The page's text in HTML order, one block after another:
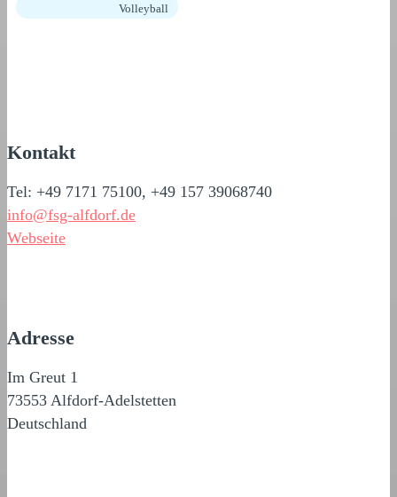
Volleyball
Kontakt
Tel: +49 7171 75100, +49 157 39068740
info@fsg-alfdorf.de
Webseite
Adresse
Im Greut 1
73553 Alfdorf-Adelstetten
Deutschland